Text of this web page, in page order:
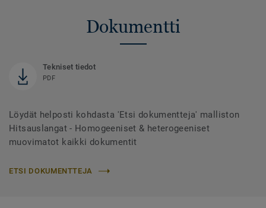
Dokumentti
Tekniset tiedot
PDF
Löydät helposti kohdasta 'Etsi dokumentteja' malliston
Hitsauslangat - Homogeeniset & heterogeeniset
muovimatot kaikki dokumentit
ETSI DOKUMENTTEJA